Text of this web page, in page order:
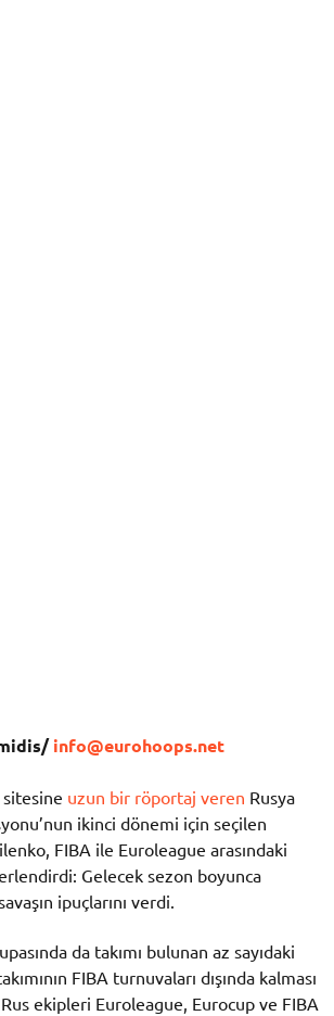
info@eurohoops.net
sitesine uzun bir röportaj veren Rusya
ikinci dönemi için seçilen
FIBA ile Euroleague arasındaki
Gelecek sezon boyunca
ipuçlarını verdi.
da takımı bulunan az sayıdaki
FIBA turnuvaları dışında kalması
ekipleri Euroleague, Eurocup ve FIBA